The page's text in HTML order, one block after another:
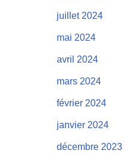
juillet 2024
mai 2024
avril 2024
mars 2024
février 2024
janvier 2024
décembre 2023